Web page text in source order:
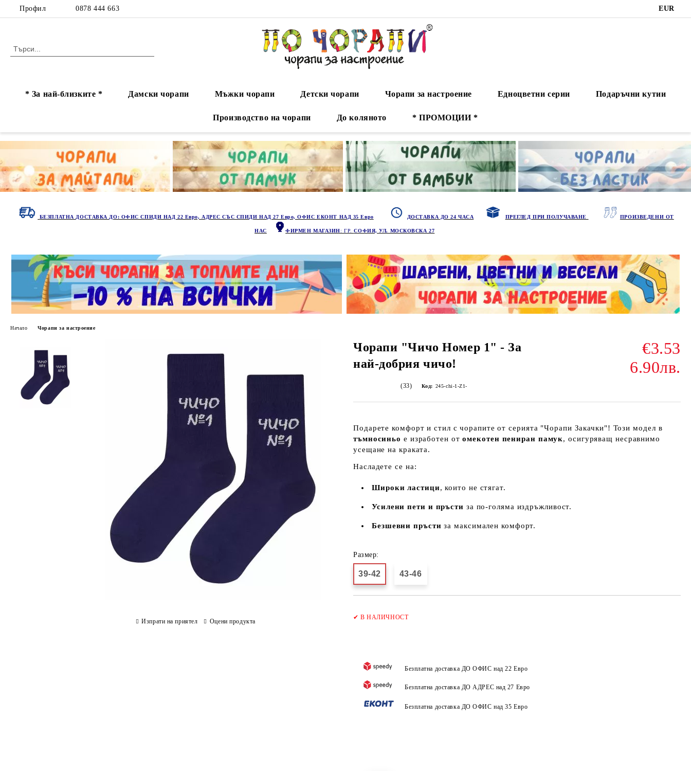
Профил 0878 444 663 EUR
* За най-близките * Дамски чорапи Мъжки чорапи Детски чорапи Чорапи за настроение Едноцветни серии Подаръчни кутии
Производство на чорапи До коляното * ПРОМОЦИИ *
БЕЗПЛАТНА ДОСТАВКА ДО: ОФИС СПИДИ НАД 22 Евро, АДРЕС СЪС СПИДИ НАД 27 Евро, ОФИС ЕКОНТ НАД 35 Евро ДОСТАВКА ДО 24 ЧАСА ПРЕГЛЕД ПРИ ПОЛУЧАВАНЕ ПРОИЗВЕДЕНИ ОТ
НАС ФИРМЕН МАГАЗИН: ГР.СОФИЯ, УЛ. МОСКОВСКА 27
Начало Чорапи за настроение
Чорапи "Чичо Номер 1" - За
най-добрия чичо!
€3.53
6.90лв.
(33) Код: 245-chi-1-Z1-
Подарете комфорт и стил с чорапите от серията "Чорапи Закачки"! Този модел в
тъмносиньо е изработен отомекотен пениран памук, осигуряващ несравнимо
усещане на краката.
Насладете се на:
Широки ластици, които не стягат.
Усилени пети и пръсти за по-голяма издръжливост.
Безшевни пръсти за максимален комфорт.
Размер:
39-42 43-46
✔В НАЛИЧНОСТ
Безплатна доставка ДО ОФИС над 22 Евро
Безплатна доставка ДО АДРЕС над 27 Евро
Безплатна доставка ДО ОФИС над 35 Евро
Изпрати на приятел Оцени продукта